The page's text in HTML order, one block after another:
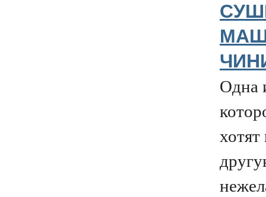
Одна
хотят